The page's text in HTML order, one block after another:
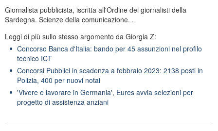
Giornalista pubblicista, iscritta all'Ordine dei giornalisti della
Sardegna. Scienze della comunicazione. .
Leggi di più sullo stesso argomento da Giorgia Z:
Concorso Banca d'Italia: bando per 45 assunzioni nel profilo
tecnico ICT
Concorsi Pubblici in scadenza a febbraio 2023: 2138 posti in
Polizia, 400 per nuovi notai
'Vivere e lavorare in Germania', Eures avvia selezioni per
progetto di assistenza anziani